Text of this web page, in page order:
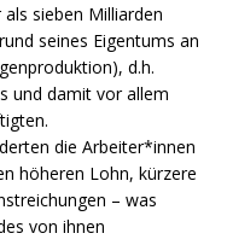
sieben Milliarden
seines Eigentums an
d.h.
und damit vor allem
die Arbeiter*innen
höheren Lohn, kürzere
– was
von ihnen